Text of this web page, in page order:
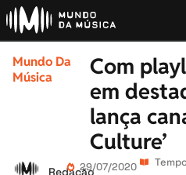
Mundo Da
Música
Com
em
lança
Culture’
Redação29/07/2020